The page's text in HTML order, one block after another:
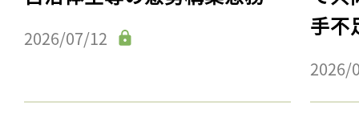
2026/07/12
手不
2026/